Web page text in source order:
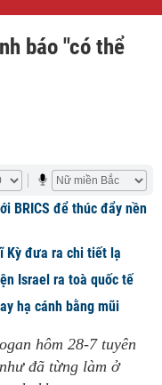
báo "có thể
BRICS để thúc đẩy nền
Kỳ đưa ra chi tiết lạ
Israel ra toà quốc tế
hạ cánh bằng mũi
hôm 28-7 tuyên
đã từng làm ở